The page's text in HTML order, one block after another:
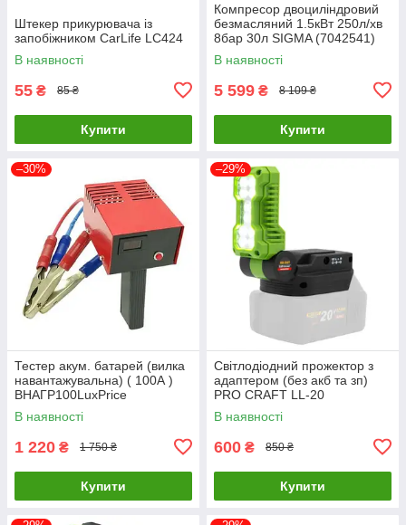
Штекер прикурювача із
запобіжником CarLife LC424
В наявності
55 ₴ 85 ₴
Купити
Компресор двоциліндровий
безмасляний 1.5кВт 250л/хв
8бар 30л SIGMA (7042541)
В наявності
5 599 ₴ 8 109 ₴
Купити
–30%
Тестер акум. батарей (вилка
навантажувальна) ( 100А )
ВНАГР100LuxPrice
В наявності
1 220 ₴ 1 750 ₴
Купити
–29%
Світлодіодний прожектор з
адаптером (без акб та зп)
PRO CRAFT LL-20
В наявності
600 ₴ 850 ₴
Купити